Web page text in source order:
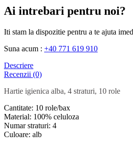
Ai intrebari pentru noi?
Iti stam la dispozitie pentru a te ajuta
Suna acum : +40 771 619 910
Descriere
Recenzii (0)
Hartie igienica alba, 4 straturi, 10 role
Cantitate: 10 role/bax
Material: 100% celuloza
Numar straturi: 4
Culoare: alb